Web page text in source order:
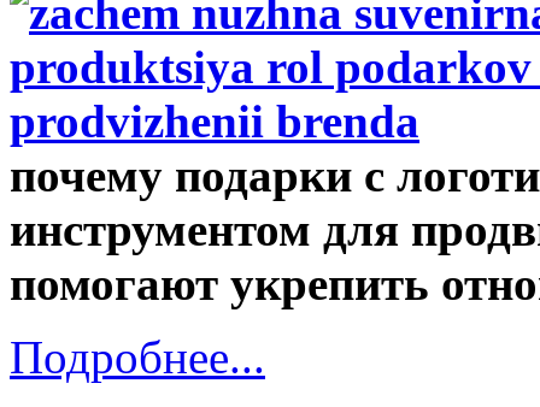
почему подарки с
инструментом для
помогают укрепить
Подробнее...